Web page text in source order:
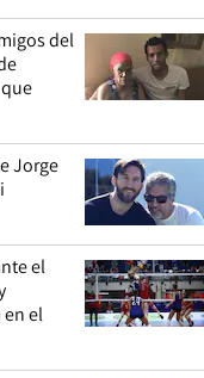
del
Jorge
el
el